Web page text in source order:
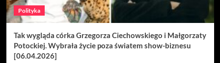
Polityka
Tak wygląda córka Grzegorza Ciechowskiego i Małgorzaty
Potockiej. Wybrała życie poza światem show-biznesu
[06.04.2026]